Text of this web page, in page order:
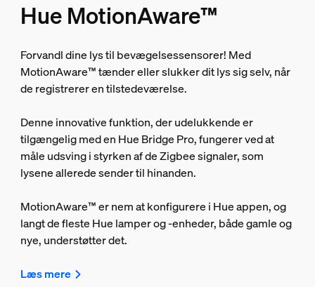
Hue MotionAware™
Forvandl dine lys til bevægelsessensorer! Med
MotionAware™ tænder eller slukker dit lys sig selv, når
de registrerer en tilstedeværelse.
Denne innovative funktion, der udelukkende er
tilgængelig med en Hue Bridge Pro, fungerer ved at
måle udsving i styrken af de Zigbee signaler, som
lysene allerede sender til hinanden.
MotionAware™ er nem at konfigurere i Hue appen, og
langt de fleste Hue lamper og -enheder, både gamle og
nye, understøtter det.
Læs mere